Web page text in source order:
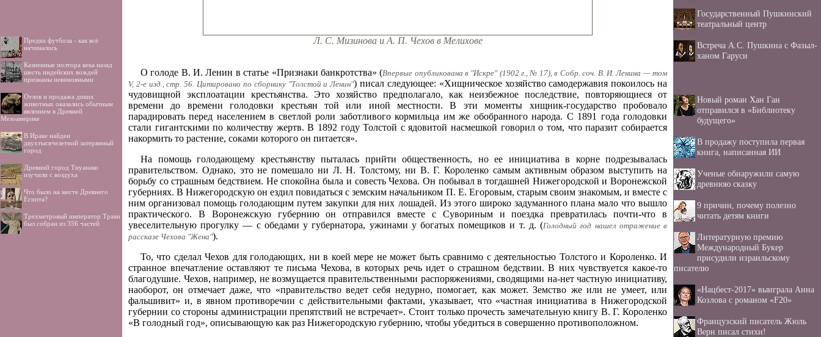
Предки футбола - как всё
начиналось
Казненные полтора века назад
шесть индейских вождей
признаны невиновными
Отлов и продажа диких
животных оказались обычным
явлением в Древней
Мезоамерике
В Ираке найден
двухтысячелетний затерянный
город
Древний город Тиуанако
изучили с воздуха
Что было на месте Древнего
Египта?
Трехметровый император Траян
был собран из 356 частей
Л. С. Мизинова и А. П. Чехов в Мелихове
О голоде В. И. Ленин в статье «Признаки банкротства» (Впервые опубликована в "Искре" (1902 г., № 17), в Собр. соч. В. И. Ленина — том
V, 2-е изд., стр. 56. Цитировано по сборнику "Толстой и Ленин") писал следующее: «Хищническое хозяйство самодержавия покоилось на
чудовищной эксплоатации крестьянства. Это хозяйство предполагало, как неизбежное последствие, повторяющиеся от
времени до времени голодовки крестьян той или иной местности. В эти моменты хищник-государство пробовало
парадировать перед населением в светлой роли заботливого кормильца им же обобранного народа. С 1891 года голодовки
стали гигантскими по количеству жертв. В 1892 году Толстой с ядовитой насмешкой говорил о том, что паразит собирается
накормить то растение, соками которого он питается».
На помощь голодающему крестьянству пыталась прийти общественность, но ее инициатива в корне подрезывалась
правительством. Однако, это не помешало ни Л. Н. Толстому, ни В. Г. Короленко самым активным образом выступить на
борьбу со страшным бедствием. Не спокойна была и совесть Чехова. Он побывал в тогдашней Нижегородской и Воронежской
губерниях. В Нижегородскую он ездил повидаться с земским начальником П. Е. Егоровым, старым своим знакомым, и вместе с
ним организовал помощь голодающим путем закупки для них лошадей. Из этого широко задуманного плана мало что вышло
практического. В Воронежскую губернию он отправился вместе с Сувориным и поездка превратилась почти-что в
увеселительную прогулку — с обедами у губернатора, ужинами у богатых помещиков и т. д. (Голодный год нашел отражение в
рассказе Чехова "Жена").
То, что сделал Чехов для голодающих, ни в коей мере не может быть сравнимо с деятельностью Толстого и Короленко. И
странное впечатление оставляют те письма Чехова, в которых речь идет о страшном бедствии. В них чувствуется какое-то
благодушие. Чехов, например, не возмущается правительственными распоряжениями, сводящими на-нет частную инициативу,
наоборот, он отмечает даже, что «правительство ведет себя недурно, помогает, как может. Земство же или не умеет, или
фальшивит» и, в явном противоречии с действительными фактами, указывает, что «частная инициатива в Нижегородской
губернии со стороны администрации препятствий не встречает». Стоит только прочесть замечательную книгу В. Г. Короленко
«В голодный год», описывающую как раз Нижегородскую губернию, чтобы убедиться в совершенно противоположном.
Государственный Пушкинский
театральный центр
Встреча А.С. Пушкина с Фазыл-
ханом Гаруси
Новый роман Хан Ган
отправился в «Библиотеку
будущего»
В продажу поступила первая
книга, написанная ИИ
Ученые обнаружили самую
древнюю сказку
9 причин, почему полезно
читать детям книги
Литературную премию
Международный Букер
присудили израильскому
писателю
«Нацбест-2017» выиграла Анна
Козлова с романом «F20»
Французский писатель Жюль
Верн писал стихи!